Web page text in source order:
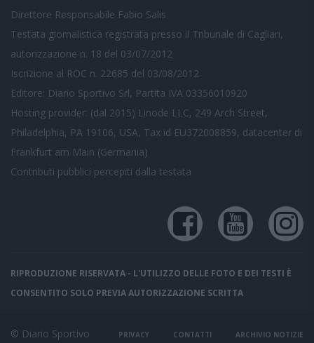
Direttore Responsabile Fabio Salis
Testata giornalistica registrata presso il Tribunale di Cagliari,
autorizzazione n. 18 del 03/07/2012
Iscrizione al ROC n. 22685 del 03/08/2012
Editore: Diario Sportivo Srl, Partita IVA 03356010920
Hosting provider: (dal 2015) Linode LLC, 249 Arch Street,
Philadelphia, PA 19106, USA, Tax id EU372008859, datacenter di
Frankfurt am Main (Germania)
Contributi pubblici percepiti dalla testata
RIPRODUZIONE RISERVATA - L'UTILIZZO DELLE FOTO E DEI TESTI È
CONSENTITO SOLO PREVIA AUTORIZZAZIONE SCRITTA
© Diario Sportivo PRIVACY CONTATTI ARCHIVIO NOTIZIE